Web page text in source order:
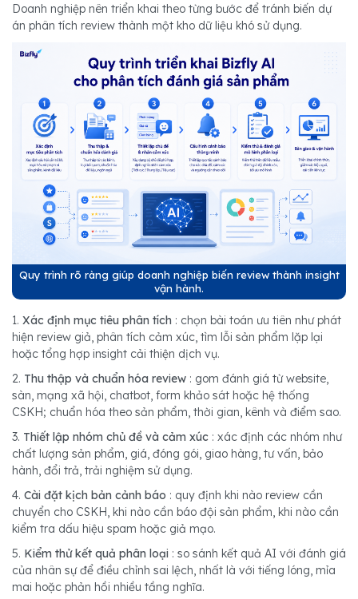
Doanh nghiệp nên triển khai theo từng bước để tránh biến dự
án phân tích review thành một kho dữ liệu khó sử dụng.
Quy trình rõ ràng giúp doanh nghiệp biến review thành insight
vận hành.
1. Xác định mục tiêu phân tích : chọn bài toán ưu tiên như phát
hiện review giả, phân tích cảm xúc, tìm lỗi sản phẩm lặp lại
hoặc tổng hợp insight cải thiện dịch vụ.
2. Thu thập và chuẩn hóa review : gom đánh giá từ website,
sàn, mạng xã hội, chatbot, form khảo sát hoặc hệ thống
CSKH; chuẩn hóa theo sản phẩm, thời gian, kênh và điểm sao.
3. Thiết lập nhóm chủ đề và cảm xúc : xác định các nhóm như
chất lượng sản phẩm, giá, đóng gói, giao hàng, tư vấn, bảo
hành, đổi trả, trải nghiệm sử dụng.
4. Cài đặt kịch bản cảnh báo : quy định khi nào review cần
chuyển cho CSKH, khi nào cần báo đội sản phẩm, khi nào cần
kiểm tra dấu hiệu spam hoặc giả mạo.
5. Kiểm thử kết quả phân loại : so sánh kết quả AI với đánh giá
của nhân sự để điều chỉnh sai lệch, nhất là với tiếng lóng, mỉa
mai hoặc phản hồi nhiều tầng nghĩa.